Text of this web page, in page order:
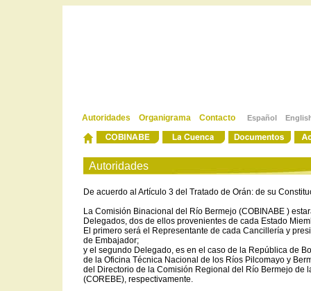
Autoridades Organigrama Contacto Español
-
Autoridades
De acuerdo al Artículo 3 del Tratado de Orán: de su
La Comisión Binacional del Río Bermejo (COBINABE )
Delegados, dos de ellos provenientes de cada Estado
El primero será el Representante de cada Cancillería y
de Embajador;
y el segundo Delegado, es en el caso de la República de
de la Oficina Técnica Nacional de los Ríos Pilcomayo y
del Directorio de la Comisión Regional del Río Bermejo de
(COREBE), respectivamente.